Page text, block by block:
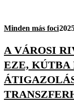
Minden más foci
A VÁROSI
EZE, KÚTBA